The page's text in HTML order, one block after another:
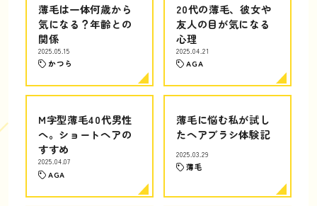
薄毛は一体何歳から
気になる？年齢との
関係
2025.05.15
かつら
20代の薄毛、彼女や
友人の目が気になる
心理
2025.04.21
AGA
M字型薄毛40代男性
へ。ショートヘアの
すすめ
2025.04.07
AGA
薄毛に悩む私が試し
たヘアブラシ体験記
2025.03.29
薄毛